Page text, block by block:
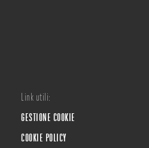
Link utili:
GESTIONE COOKIE
COOKIE POLICY